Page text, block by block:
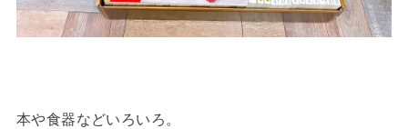
本や食器などいろいろ。